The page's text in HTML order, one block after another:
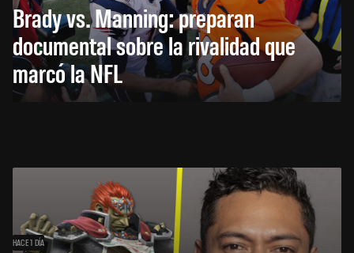
Brady vs. Manning: preparan
documental sobre la rivalidad que
marcó la NFL
HACE 1 DÍA